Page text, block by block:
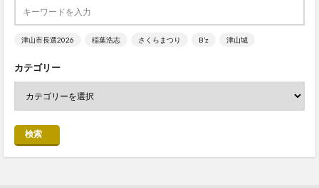
津山市長選2026 稲葉浩志 さくらまつり B’z 津山城
カテゴリー
検索